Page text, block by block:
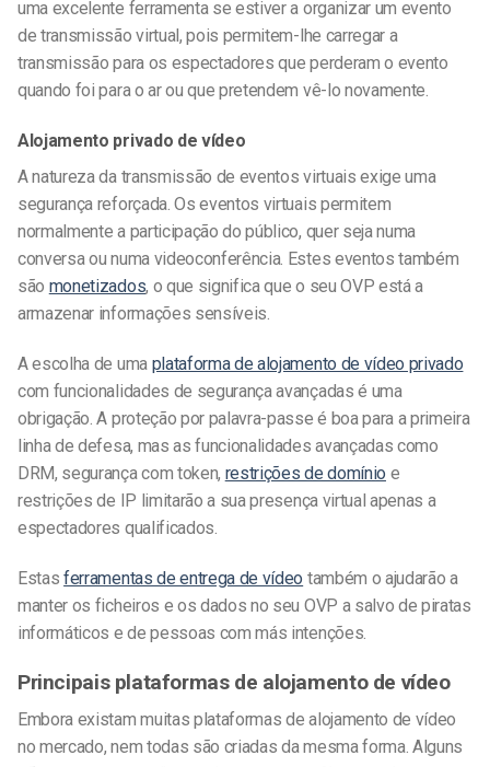
uma excelente ferramenta se estiver a organizar um evento
de transmissão virtual, pois permitem-lhe carregar a
transmissão para os espectadores que perderam o evento
quando foi para o ar ou que pretendem vê-lo novamente.
Alojamento privado de vídeo
A natureza da transmissão de eventos virtuais exige uma
segurança reforçada. Os eventos virtuais permitem
normalmente a participação do público, quer seja numa
conversa ou numa videoconferência. Estes eventos também
são monetizados, o que significa que o seu OVP está a
armazenar informações sensíveis.
A escolha de uma plataforma de alojamento de vídeo privado
com funcionalidades de segurança avançadas é uma
obrigação. A proteção por palavra-passe é boa para a primeira
linha de defesa, mas as funcionalidades avançadas como
DRM, segurança com token, restrições de domínio e
restrições de IP limitarão a sua presença virtual apenas a
espectadores qualificados.
Estasferramentas de entrega de vídeo também o ajudarão a
manter os ficheiros e os dados no seu OVP a salvo de piratas
informáticos e de pessoas com más intenções.
Principais plataformas de alojamento de vídeo
Embora existam muitas plataformas de alojamento de vídeo
no mercado, nem todas são criadas da mesma forma. Alguns